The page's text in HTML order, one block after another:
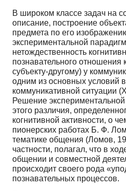
В широком классе задач на
описание, построение
предмета по его
экспериментальной
нетождественность
познавательного отношения
субъекту-другому) у
одним из основных условий
коммуникативной ситуации
Решение экспериментальной
этого различия,
когнитивной активности, о
пионерских работах Б. Ф.
тематике общения (Ломов,
частности, полагал, что в
общении и совместной
происходит своего рода
познавательных процессов.